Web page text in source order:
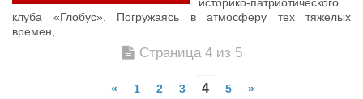
клуба «Глобус». Погружаясь в атмосферу тех тяжелых
времен,...
Страница 4 из 5
« 1 2 3 4 5 »